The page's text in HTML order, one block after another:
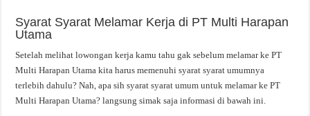
Syarat Syarat Melamar Kerja di PT Multi Harapan
Utama
Setelah melihat lowongan kerja kamu tahu gak sebelum melamar ke PT
Multi Harapan Utama kita harus memenuhi syarat syarat umumnya
terlebih dahulu? Nah, apa sih syarat syarat umum untuk melamar ke PT
Multi Harapan Utama? langsung simak saja informasi di bawah ini.